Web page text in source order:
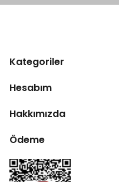
Kategoriler
Hesabım
Hakkımızda
Ödeme